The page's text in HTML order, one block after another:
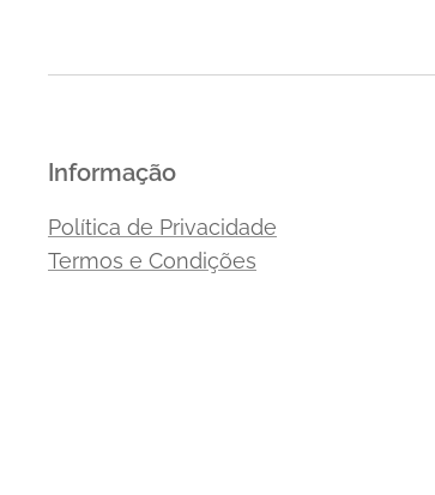
Informação
Política de Privacidade
Termos e Condições